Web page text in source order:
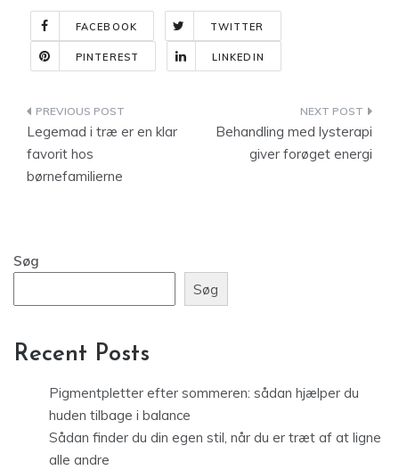
FACEBOOK TWITTER
PINTEREST LINKEDIN
Indlægsnavigation
Legemad i træ er en klar
favorit hos
børnefamilierne
Behandling med lysterapi
giver forøget energi
Søg
Søg
Recent Posts
Pigmentpletter efter sommeren: sådan hjælper du
huden tilbage i balance
Sådan finder du din egen stil, når du er træt af at ligne
alle andre